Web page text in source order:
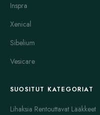
Inspra
Xenical
Sibelium
Vesicare
SUOSITUT KATEGORIAT
Lihaksia Rentouttavat Lääkkeet